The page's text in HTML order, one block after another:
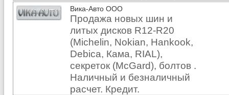
Вика-Авто ООО
Продажа новых шин и
литых дисков R12-R20
(Michelin, Nokian, Hankook,
Debica, Кама, RIAL),
секреток (McGard), болтов .
Наличный и безналичный
расчет. Кредит.